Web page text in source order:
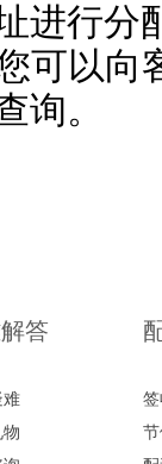
进行分
可以向
询。
答
难
物